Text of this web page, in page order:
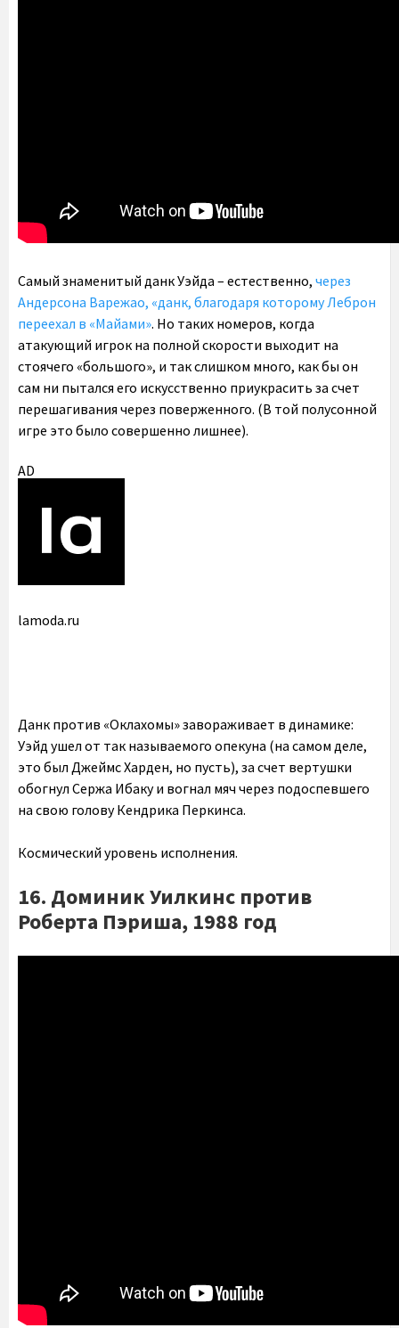
Самый знаменитый данк Уэйда – естественно, через
Андерсона Варежао, «данк, благодаря которому Леброн
переехал в «Майами». Но таких номеров, когда
атакующий игрок на полной скорости выходит на
стоячего «большого», и так слишком много, как бы он
сам ни пытался его искусственно приукрасить за счет
перешагивания через поверженного. (В той полусонной
игре это было совершенно лишнее).
AD
lamoda.ru
Данк против «Оклахомы» завораживает в динамике:
Уэйд ушел от так называемого опекуна (на самом деле,
это был Джеймс Харден, но пусть), за счет вертушки
обогнул Сержа Ибаку и вогнал мяч через подоспевшего
на свою голову Кендрика Перкинса.
Космический уровень исполнения.
16. Доминик Уилкинс против
Роберта Пэриша, 1988 год